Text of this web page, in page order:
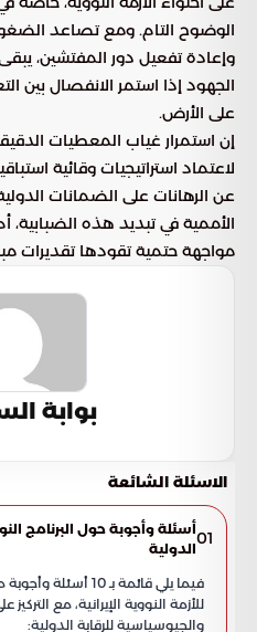
الوضوح التام. ومع تصاعد الضغوط
وإعادة تفعيل دور المفتشين،
الجهود إذا استمر الانفصال بين
على الأرض.
إن استمرار غياب المعطيات
لاعتماد استراتيجيات وقائية
عن الرهانات على الضمانات
الأممية في تبديد هذه
مواجهة حتمية تقودها تقديرات
بوابة
الاسئلة الشائعة
01أسئلة وأجوبة حول البرنامج
الدولية
فيما يلي قائمة بـ
للأزمة النووية الإيرانية، مع التركيز
والجيوسياسية للرقابة الدولية: